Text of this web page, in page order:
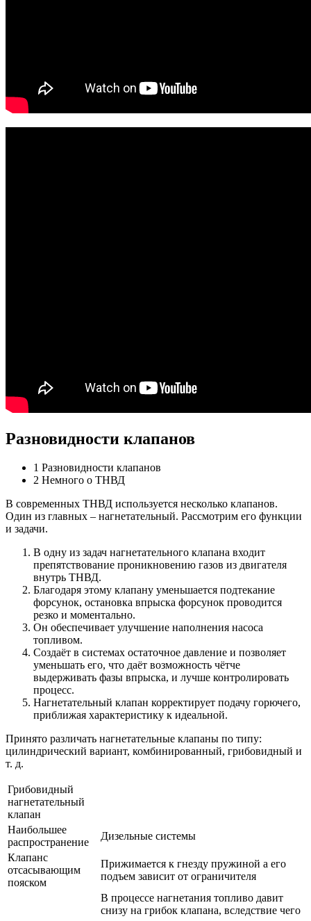
Разновидности клапанов
1 Разновидности клапанов
2 Немного о ТНВД
В современных ТНВД используется несколько клапанов.
Один из главных – нагнетательный. Рассмотрим его функции
и задачи.
В одну из задач нагнетательного клапана входит
препятствование проникновению газов из двигателя
внутрь ТНВД.
Благодаря этому клапану уменьшается подтекание
форсунок, остановка впрыска форсунок проводится
резко и моментально.
Он обеспечивает улучшение наполнения насоса
топливом.
Создаёт в системах остаточное давление и позволяет
уменьшать его, что даёт возможность чётче
выдерживать фазы впрыска, и лучше контролировать
процесс.
Нагнетательный клапан корректирует подачу горючего,
приближая характеристику к идеальной.
Принято различать нагнетательные клапаны по типу:
цилиндрический вариант, комбинированный, грибовидный и
т. д.
Грибовидный
нагнетательный
клапан
Наибольшее
распространение
Дизельные системы
Клапанс
отсасывающим
пояском
Прижимается к гнезду пружиной а его
подъем зависит от ограничителя
В процессе нагнетания топливо давит
снизу на грибок клапана, вследствие чего